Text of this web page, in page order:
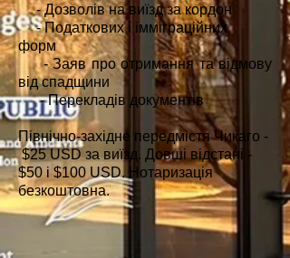
- Дозволів на виїзд за кордон
- Податкових і імміграційних
форм
-Заяв про отримання та відмову
від спадщини
- Перекладів документів
Північно-західне передмістя Чикаго -
$25 USD за виїзд. Довші відстані -
$50 і $100 USD. Нотаризація
безкоштовна.